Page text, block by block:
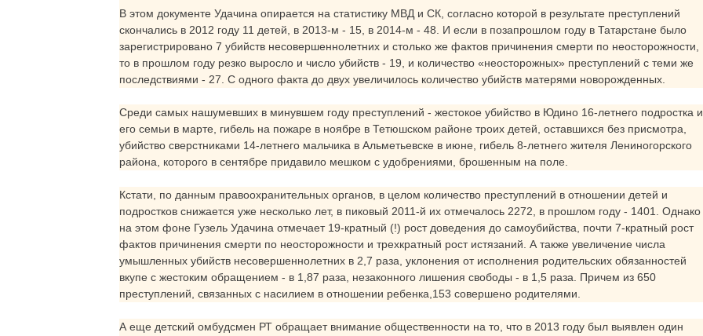
В этом документе Удачина опирается на статистику МВД и СК, согласно которой в результате преступлений
скончались в 2012 году 11 детей, в 2013-м - 15, в 2014-м - 48. И если в позапрошлом году в Татарстане было
зарегистрировано 7 убийств несовершеннолетних и столько же фактов причинения смерти по неосторожности,
то в прошлом году резко выросло и число убийств - 19, и количество «неосторожных» преступлений с теми же
последствиями - 27. С одного факта до двух увеличилось количество убийств матерями новорожденных.
Среди самых нашумевших в минувшем году преступлений - жестокое убийство в Юдино 16-летнего подростка и
его семьи в марте, гибель на пожаре в ноябре в Тетюшском районе троих детей, оставшихся без присмотра,
убийство сверстниками 14-летнего мальчика в Альметьевске в июне, гибель 8-летнего жителя Лениногорского
района, которого в сентябре придавило мешком с удобрениями, брошенным на поле.
Кстати, по данным правоохранительных органов, в целом количество преступлений в отношении детей и
подростков снижается уже несколько лет, в пиковый 2011-й их отмечалось 2272, в прошлом году - 1401. Однако
на этом фоне Гузель Удачина отмечает 19-кратный (!) рост доведения до самоубийства, почти 7-кратный рост
фактов причинения смерти по неосторожности и трехкратный рост истязаний. А также увеличение числа
умышленных убийств несовершеннолетних в 2,7 раза, уклонения от исполнения родительских обязанностей
вкупе с жестоким обращением - в 1,87 раза, незаконного лишения свободы - в 1,5 раза. Причем из 650
преступлений, связанных с насилием в отношении ребенка,153 совершено родителями.
А еще детский омбудсмен РТ обращает внимание общественности на то, что в 2013 году был выявлен один